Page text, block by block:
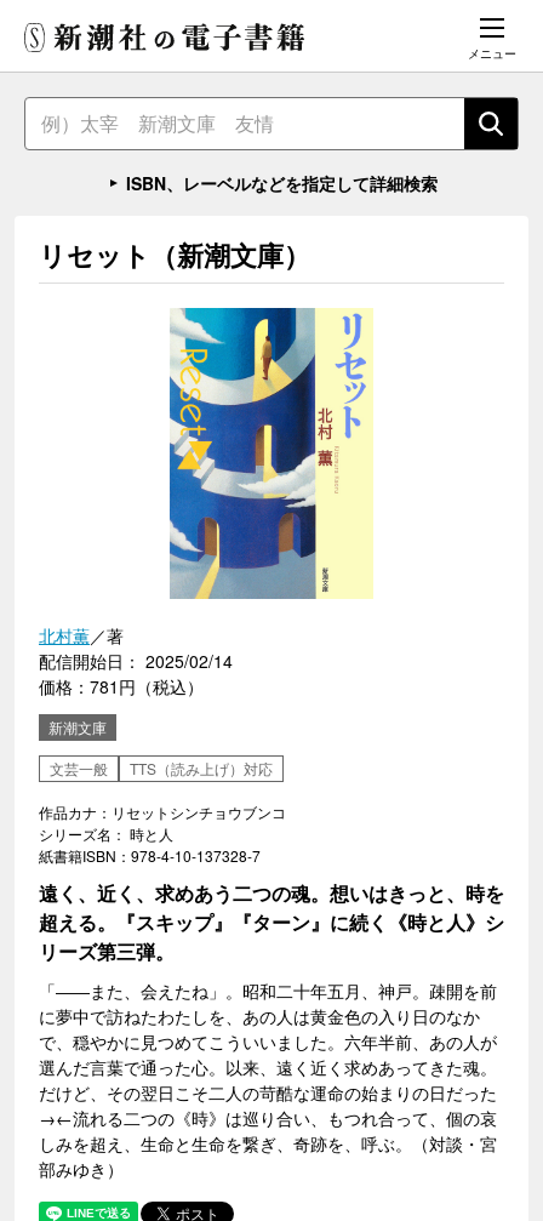
メニュー
ISBN、レーベルなどを指定して詳細検索
リセット（新潮文庫）
北村薫／著
配信開始日： 2025/02/14
価格：781円（税込）
新潮文庫
文芸一般
TTS（読み上げ）対応
作品カナ：リセットシンチョウブンコ
シリーズ名： 時と人
紙書籍ISBN：978-4-10-137328-7
遠く、近く、求めあう二つの魂。想いはきっと、時を
超える。『スキップ』『ターン』に続く《時と人》シ
リーズ第三弾。
「――また、会えたね」。昭和二十年五月、神戸。疎開を前
に夢中で訪ねたわたしを、あの人は黄金色の入り日のなか
で、穏やかに見つめてこういいました。六年半前、あの人が
選んだ言葉で通った心。以来、遠く近く求めあってきた魂。
だけど、その翌日こそ二人の苛酷な運命の始まりの日だった
→←流れる二つの《時》は巡り合い、もつれ合って、個の哀
しみを超え、生命と生命を繋ぎ、奇跡を、呼ぶ。（対談・宮
部みゆき）